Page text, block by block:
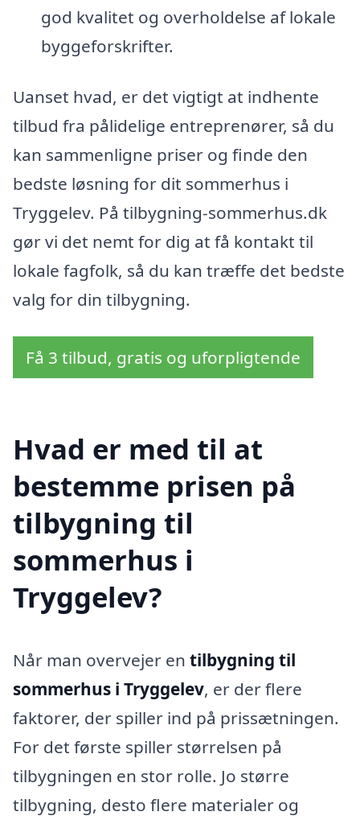
god kvalitet og overholdelse af lokale
byggeforskrifter.
Uanset hvad, er det vigtigt at indhente
tilbud fra pålidelige entreprenører, så du
kan sammenligne priser og finde den
bedste løsning for dit sommerhus i
Tryggelev. På tilbygning-sommerhus.dk
gør vi det nemt for dig at få kontakt til
lokale fagfolk, så du kan træffe det bedste
valg for din tilbygning.
Få 3 tilbud, gratis og uforpligtende
Hvad er med til at
bestemme prisen på
tilbygning til
sommerhus i
Tryggelev?
Når man overvejer en tilbygning til
sommerhus i Tryggelev, er der flere
faktorer, der spiller ind på prissætningen.
For det første spiller størrelsen på
tilbygningen en stor rolle. Jo større
tilbygning, desto flere materialer og